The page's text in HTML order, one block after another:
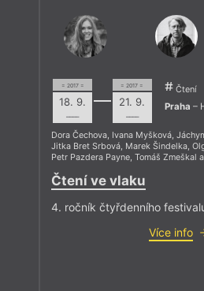
= 2017 =
18. 9.
––––
= 2017 =
21. 9.
––––
Čtení
Praha –
Dora Čechova, Ivana Myšková,
Jitka Bret Srbová, Marek Šindelka,
Petr Pazdera Payne, Tomáš Zmeškal
Čtení ve vlaku
4. ročník čtyřdenního
Více info